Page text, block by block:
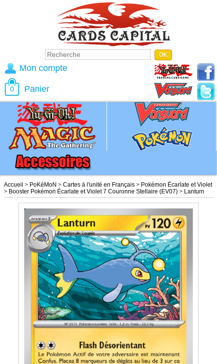
Accueil > PoKéMoN > Cartes à l'unité en Français > Pokémon Écarlate et Violet
> Booster Pokémon Écarlate et Violet 7 Couronne Stellaire (EV07) > Lanturn
Mon compte
0 Panier